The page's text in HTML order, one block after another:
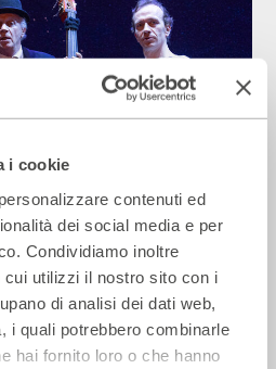
i cookie
contenuti ed
dei social media e per
Condividiamo inoltre
utilizzi il nostro sito con i
di analisi dei dati web,
i quali potrebbero combinarle
hai fornito loro o che hanno
scena gli eroi di
Viviani